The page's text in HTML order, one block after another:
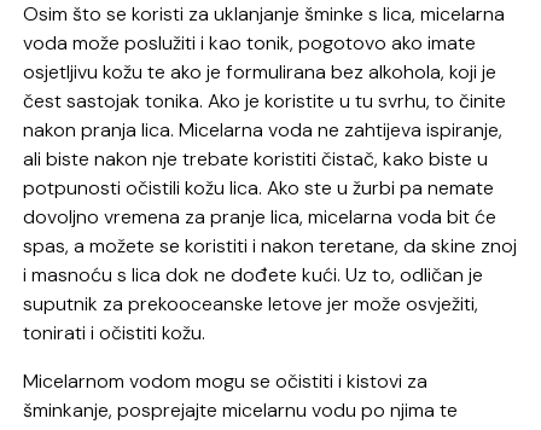
Osim što se koristi za uklanjanje šminke s lica, micelarna
voda može poslužiti i kao tonik, pogotovo ako imate
osjetljivu kožu te ako je formulirana bez alkohola, koji je
čest sastojak tonika. Ako je koristite u tu svrhu, to činite
nakon pranja lica. Micelarna voda ne zahtijeva ispiranje,
ali biste nakon nje trebate koristiti čistač, kako biste u
potpunosti očistili kožu lica. Ako ste u žurbi pa nemate
dovoljno vremena za pranje lica, micelarna voda bit će
spas, a možete se koristiti i nakon teretane, da skine znoj
i masnoću s lica dok ne dođete kući. Uz to, odličan je
suputnik za prekooceanske letove jer može osvježiti,
tonirati i očistiti kožu.
Micelarnom vodom mogu se očistiti i kistovi za
šminkanje, posprejajte micelarnu vodu po njima te